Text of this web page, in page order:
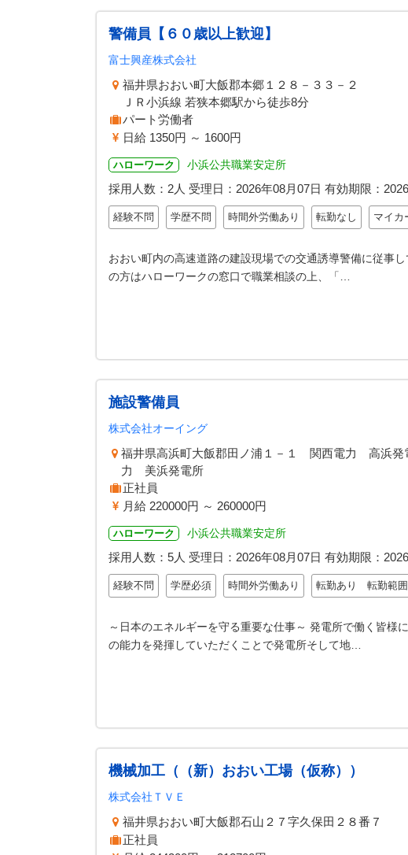
警備員【６０歳以上歓迎】
富士興産株式会社
福井県おおい町大飯郡本郷１２８－３３－２
ＪＲ小浜線 若狭本郷駅から徒歩8分
パート労働者
日給 1350円 ～ 1600円
ハローワーク 小浜公共職業安定所
採用人数：2人 受理日： 2026年08月07日 有効期限：
経験不問 学歴不問 時間外労働あり 転勤なし マイカ
おおい町内の高速道路の建設現場での交通誘導警備に従事
の方はハローワークの窓口で職業相談の上、「…
施設警備員
株式会社オーイング
福井県高浜町大飯郡田ノ浦１－１ 関西
力 美浜発電所
正社員
月給 220000円 ～ 260000円
ハローワーク 小浜公共職業安定所
採用人数：5人 受理日： 2026年08月07日 有効期限：
経験不問 学歴必須 時間外労働あり 転勤あり 転勤範囲
～日本のエネルギーを守る重要な仕事～ 発電所で働く皆様
の能力を発揮していただくことで発電所そして地…
機械加工（（新）おおい工場（仮称））
株式会社ＴＶＥ
福井県おおい町大飯郡石山２７字久保田２８番７
正社員